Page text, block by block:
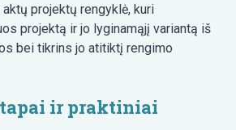
projektų rengyklė, kuri
projektą ir jo lyginamąjį variantą iš
bei tikrins jo atitiktį rengimo
ir praktiniai